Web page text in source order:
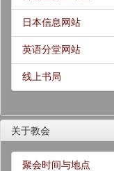
日本信息网站
英语分堂网站
线上书局
关于教会
聚会时间与地点